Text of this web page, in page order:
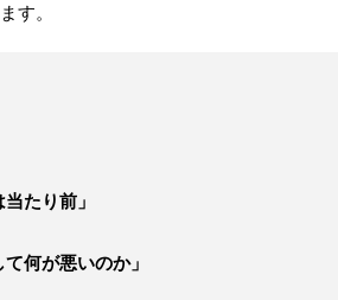
す。
たり前」
何が悪いのか」